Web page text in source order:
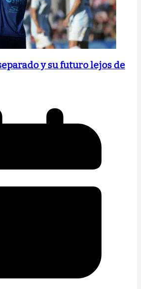
y su futuro lejos de